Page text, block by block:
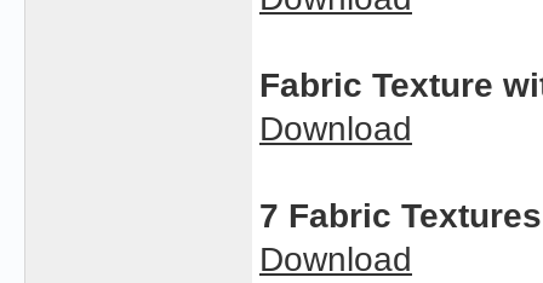
Fabric Texture
Download
7 Fabric Textures
Download